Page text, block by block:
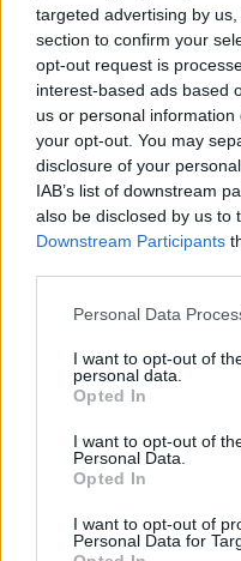
targeted advertising by
section to confirm your
opt-out request is
interest-based ads based
us or personal
your opt-out. You may
disclosure of your
IAB’s list of downstream
also be disclosed by us to
Downstream Participants
Please note that this
not limited to your visit or
grant or deny consent to
use your data for below
consent section.
Personal Data
I want to opt-out of
personal data.
Opted In
I want to opt-out of
Personal Data.
Opted In
I want to opt-out of
Personal Data for
Kiterjedt tüzek pusztítanak
Harmadfokú
javítottak, helikoptereket
A zárkában rosszul lett,
számoltak be a szolnoki
Váratlan fennakadás
vasútvonal közlekedését
A polgármester a szolnoki
elbocsátott dolgozón
Csődbe ment a tószegi
kerékpárgyártás
ezelőtti árvíz idején és így
ugyanazokból a szögekből
Ilyenek eddig a
miatt ingyenes a